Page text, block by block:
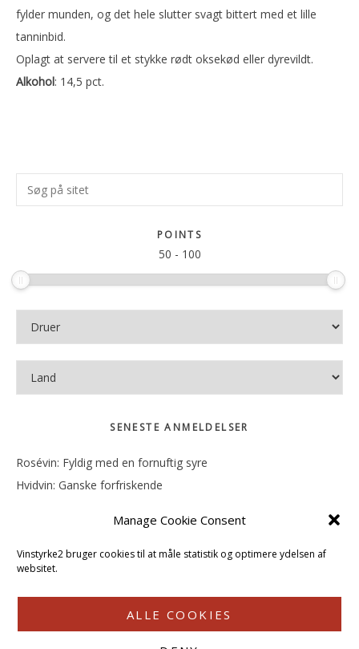
Manage Cookie Consent
Vinstyrke2 bruger cookies til at måle statistik og optimere ydelsen af
websitet.
ALLE COOKIES
fylder munden, og det hele slutter svagt bittert med et lille
tanninbid.
Oplagt at servere til et stykke rødt oksekød eller dyrevildt.
Alkohol: 14,5 pct.
Primær
Sidebar
Søg
på
POINTS
50 - 100
SENESTE ANMELDELSER
Rosévin: Fyldig med en fornuftig syre
Hvidvin: Ganske forfriskende
Hvidvin: Smørfedme og tropisk sødme
Rosévin: Blød, rund og sødladen